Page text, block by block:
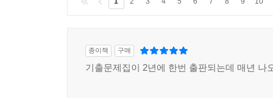
종이책 구매
기출문제집이 2년에 한번 출판되는데 매년 나